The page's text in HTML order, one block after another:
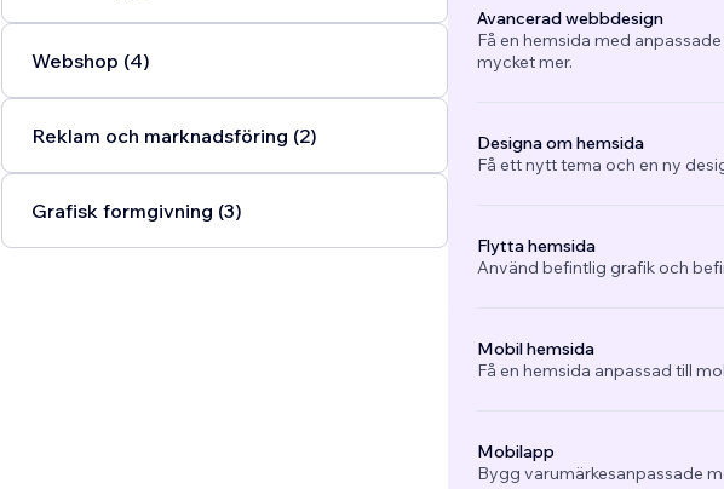
Webshop (4)
Reklam och marknadsföring (2)
Grafisk formgivning (3)
Avancerad webbdesign
Få en hemsida med
mycket mer.
Designa om hemsida
Få ett nytt tema och en ny
Flytta hemsida
Använd befintlig grafik och
Mobil hemsida
Få en hemsida anpassad till
Mobilapp
Bygg varumärkesanpassade